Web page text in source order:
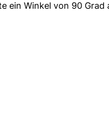
ein Winkel von 90